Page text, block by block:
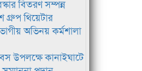
বিতরণ সম্পন্ন
গ্রুপ থিয়েটার
অভিনয় কর্মশালা
উপলক্ষে কানাইঘাটে